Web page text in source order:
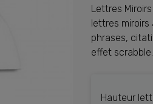
Lettres
lettres miroirs
phrases,
effet
Hauteur